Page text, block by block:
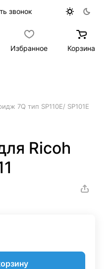
звонок
Избранное Корзина
7Q тип SP110E/ SP101E
Ricoh